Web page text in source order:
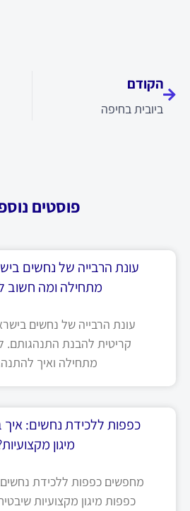
הקודם
ביובית בחיפה
פוסטים
עונת הרבייה של נחשים
מתחילה ומה חשוב
עונת הרבייה של נחשים
קריטית להבנת התנהגותם.
מתחילה ואיך
כפפות ללכידת נחשים: איך
מיגון
מחפשים כפפות ללכידת
כפפות מיגון מקצועיות